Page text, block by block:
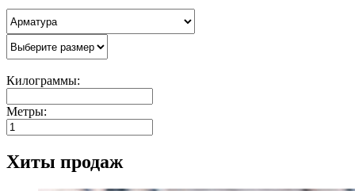
Килограммы:
Метры:
Хиты продаж